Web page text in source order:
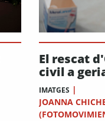
El rescat
civil a
IMATGES |
JOANNA